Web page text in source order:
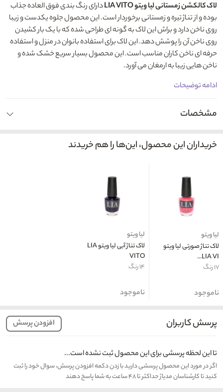
لاک کالکشن زمستانی لیا ویتو LIA VITO
دارای رنگ بندی فوق العاده جذاب
بوده و از تناژ تیره و زمستانی برخوردار است. این محصول جلوه یکدست و زیبا
روی ناخن دارد و براش این لاک به گونه ای طراحی شده که با یک بار کشیدن
روی ناخن آن را پوشش دهد. این لاک برای استفاده بانوان در منزل و استفاده
حرفه ای ناخن کاران مناسب است. این محصول بسیار سریع خشک شده و
ناخن هایی زیبا به ارمغان می آورد.
ادامه توضیحات
مشخصات
خریداران این محصول، این‌ها را هم خریدند
لیا ویتو
لاک تناژ صورتی لیا ویتو
LIA VI...
۱۷ رنگ
ناموجود
لیا ویتو
لاک تناژ آبی لیا ویتو LIA
VITO
۱۴ رنگ
ناموجود
پرسش کاربران افزودن پرسش
تا این لحظه پرسشی برای این محصول ثبت نشده است...
اگر در مورد این محصول پرسشی دارید با زدن دکمه افزودن پرسش، سوال خود را ثبت
کنید تا کارشناسان مدیاژ حداکثر تا ۴۸ ساعت به شما پاسخ دهند